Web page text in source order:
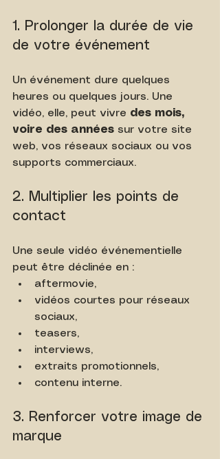
1. Prolonger la durée de vie
de votre événement
Un événement dure quelques
heures ou quelques jours. Une
vidéo, elle, peut vivre des mois,
voire des années sur votre site
web, vos réseaux sociaux ou vos
supports commerciaux.
2. Multiplier les points de
contact
Une seule vidéo événementielle
peut être déclinée en :
aftermovie,
vidéos courtes pour réseaux
sociaux,
teasers,
interviews,
extraits promotionnels,
contenu interne.
3. Renforcer votre image de
marque